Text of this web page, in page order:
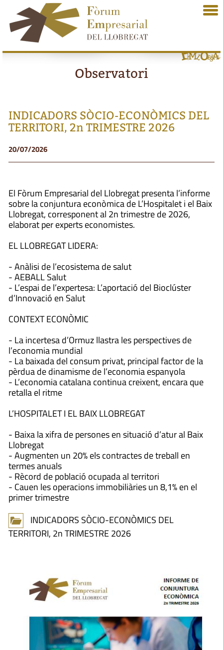
Observatori
INDICADORS SÒCIO-ECONÒMICS DEL
TERRITORI, 2n TRIMESTRE 2026
20/07/2026
El Fòrum Empresarial del Llobregat presenta l’informe
sobre la conjuntura econòmica de L’Hospitalet i el Baix
Llobregat, corresponent al 2n trimestre de 2026,
elaborat per experts economistes.
EL LLOBREGAT LIDERA:
- Anàlisi de l’ecosistema de salut
- AEBALL Salut
- L’espai de l’expertesa: L’aportació del Bioclúster
d’Innovació en Salut
CONTEXT ECONÒMIC
- La incertesa d’Ormuz llastra les perspectives de
l’economia mundial
- La baixada del consum privat, principal factor de la
pèrdua de dinamisme de l’economia espanyola
- L’economia catalana continua creixent, encara que
retalla el ritme
L’HOSPITALET I EL BAIX LLOBREGAT
- Baixa la xifra de persones en situació d’atur al Baix
Llobregat
- Augmenten un 20% els contractes de treball en
termes anuals
- Rècord de població ocupada al territori
- Cauen les operacions immobiliàries un 8,1% en el
primer trimestre
INDICADORS SÒCIO-ECONÒMICS DEL
TERRITORI, 2n TRIMESTRE 2026